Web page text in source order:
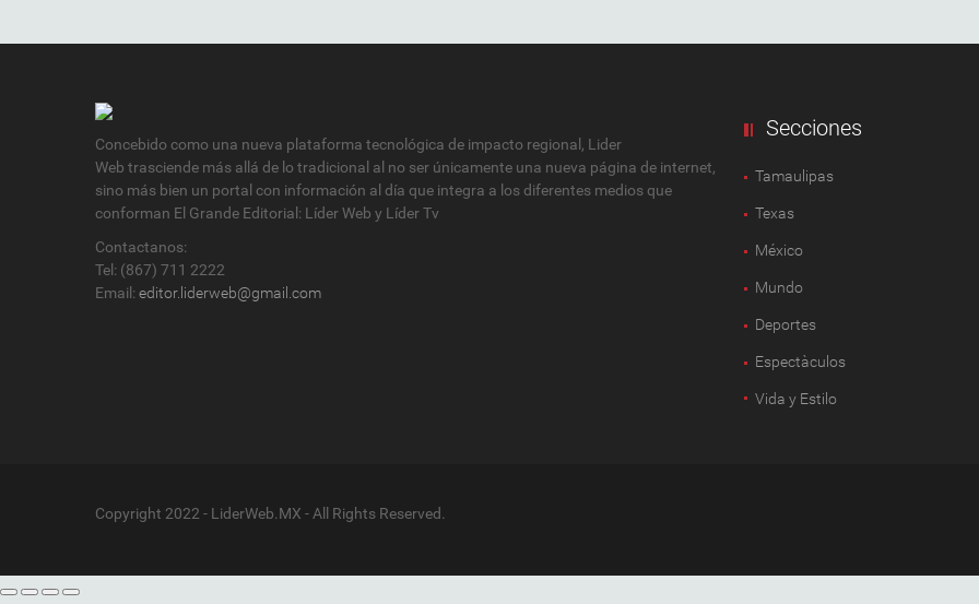
Concebido como una nueva plataforma tecnológica de impacto regional, Lider
Web trasciende más allá de lo tradicional al no ser únicamente una nueva página de internet,
sino más bien un portal con información al día que integra a los diferentes medios que
conforman El Grande Editorial: Líder Web y Líder Tv
Contactanos:
Tel: (867) 711 2222
Email: editor.liderweb@gmail.com
Secciones
Tamaulipas
Texas
México
Mundo
Deportes
Espectàculos
Vida y Estilo
Copyright 2022 - LiderWeb.MX - All Rights Reserved.